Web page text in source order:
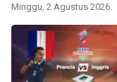
Minggu, 2 Agustus 2026